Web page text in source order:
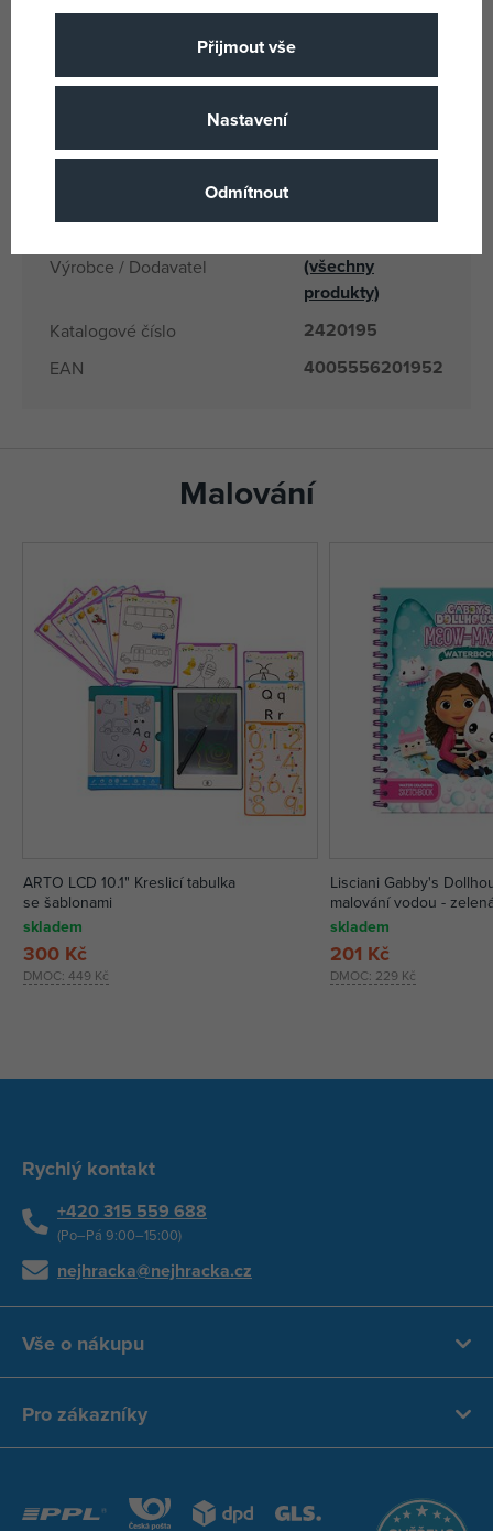
Plast
Věk od 9 let
EANs 4005556201952
Výrobce / Dodavatel
(všechny
produkty)
Katalogové číslo 2420195
EAN 4005556201952
Malování
ARTO LCD 10.1" Kreslicí tabulka
se šablonami
skladem
DMOC: 449 Kč
300 Kč
Lisciani Gabby's
malování vodou -
skladem
DMOC: 229 Kč
201 Kč
Rychlý kontakt
+420 315 559 688
(Po–Pá 9:00–15:00)
nejhracka@nejhracka.cz
Vše o nákupu
Pro zákazníky
Přijmout vše
Nastavení
Odmítnout